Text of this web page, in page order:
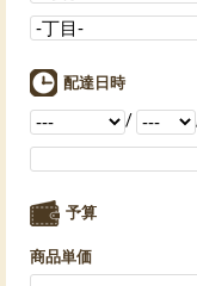
配達日時
/
予算
商品単価